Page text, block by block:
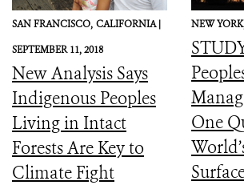
SAN FRANCISCO, CALIFORNIA |
SEPTEMBER 11, 2018
New Analysis Says
Indigenous Peoples
Living in Intact
Forests Are Key to
Climate Fight
NEW
One